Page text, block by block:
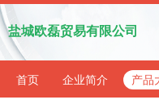
盐城欧磊贸易有限公司
首页 企业简介 产品